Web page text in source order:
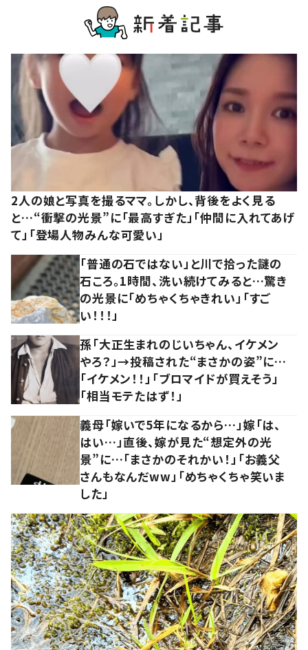
2人の娘と写真を撮るママ。しかし、背後をよく見る
と…“衝撃の光景”に「最高すぎた」「仲間に入れてあげ
て」「登場人物みんな可愛い」
「普通の石ではない」と川で拾った謎の
石ころ。1時間、洗い続けてみると…驚き
の光景に「めちゃくちゃきれい」「すご
い！！！」
孫「大正生まれのじいちゃん、イケメン
やろ？」→投稿された“まさかの姿”に…
「イケメン！！」「ブロマイドが買えそう」
「相当モテたはず！」
義母「嫁いで5年になるから…」嫁「は、
はい…」直後、嫁が見た“想定外の光
景”に…「まさかのそれかい！」「お義父
さんもなんだww」「めちゃくちゃ笑いま
した」